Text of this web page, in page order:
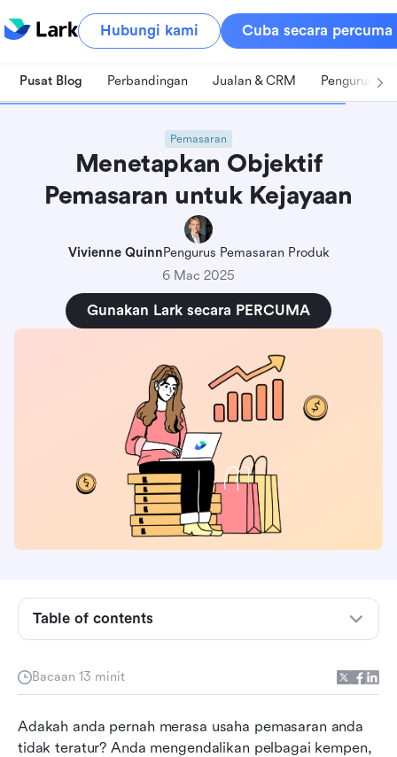
Hubungi kami Cuba secara percuma
Pusat Blog Perbandingan Jualan & CRM Pengurusan
Pemasaran
Menetapkan Objektif
Pemasaran untuk Kejayaan
Vivienne QuinnPengurus Pemasaran Produk
6 Mac 2025
Gunakan Lark secara PERCUMA
Bacaan 13 minit
Adakah anda pernah merasa usaha pemasaran anda
tidak teratur? Anda mengendalikan pelbagai kempen,
Table of contents
Apakah objektif pemasaran?
kejayaan
memberi inspirasi kepada anda)